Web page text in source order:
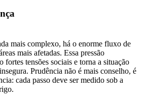
mais complexo, há o enorme fluxo de
mais afetadas. Essa pressão
fortes tensões sociais e torna a situação
Prudência não é mais conselho, é
cada passo deve ser medido sob a